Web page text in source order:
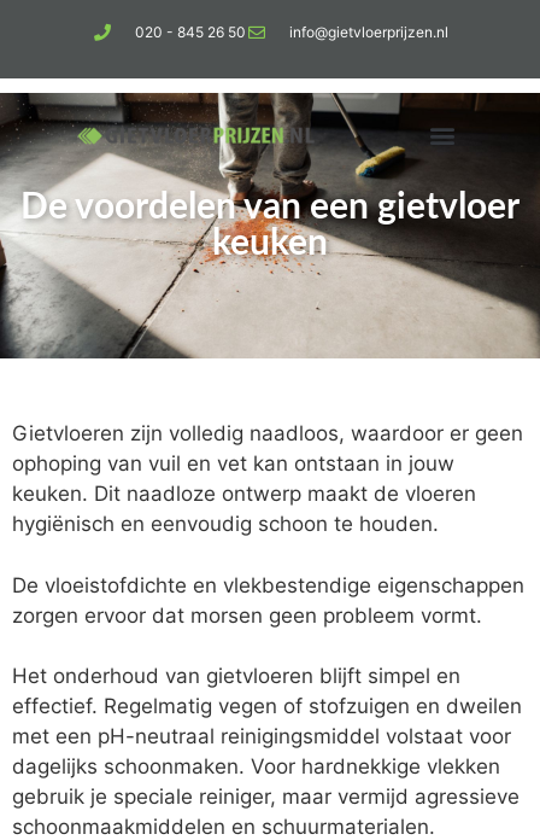
020 - 845 26 50 info@gietvloerprijzen.nl
De voordelen van een gietvloer
keuken
Gietvloeren zijn volledig naadloos, waardoor er geen
ophoping van vuil en vet kan ontstaan in jouw
keuken. Dit naadloze ontwerp maakt de vloeren
hygiënisch en eenvoudig schoon te houden.
De vloeistofdichte en vlekbestendige eigenschappen
zorgen ervoor dat morsen geen probleem vormt.
Het onderhoud van gietvloeren blijft simpel en
effectief. Regelmatig vegen of stofzuigen en dweilen
met een pH-neutraal reinigingsmiddel volstaat voor
dagelijks schoonmaken. Voor hardnekkige vlekken
gebruik je speciale reiniger, maar vermijd agressieve
schoonmaakmiddelen en schuurmaterialen.